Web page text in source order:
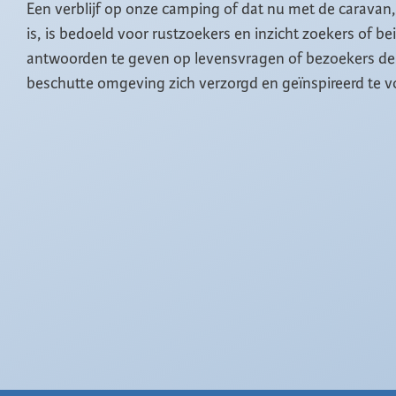
Een verblijf op onze camping of dat nu met de
is, is bedoeld voor rustzoekers en inzicht zoekers of
antwoorden te geven op levensvragen of bezoekers
beschutte omgeving zich verzorgd en geïnspireerd te